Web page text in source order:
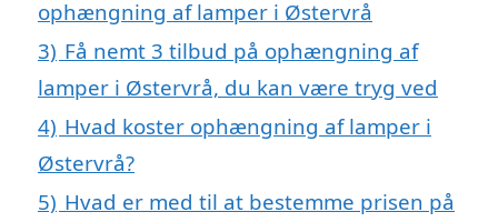
ophængning af lamper i Østervrå
3) Få nemt 3 tilbud på ophængning af
lamper i Østervrå, du kan være tryg ved
4) Hvad koster ophængning af lamper i
Østervrå?
5) Hvad er med til at bestemme prisen på